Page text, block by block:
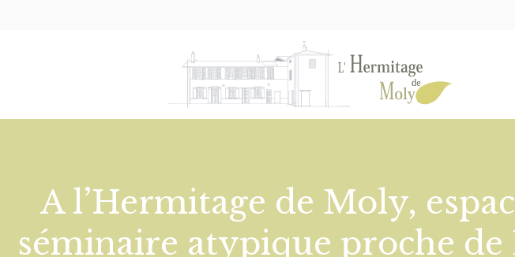
A l’Hermitage de Moly,
séminaire atypique proche de